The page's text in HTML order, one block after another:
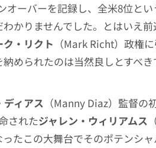
オーバーを記録し、全米8位と
かりませんでした。とはいえ
ク・リクト （Mark Richt）政権
められたのは当然良しとすべき
ディアス （Manny Diaz）監督の
されたジャレン・ウィリアムス
たこの大舞台でそのポテンシ